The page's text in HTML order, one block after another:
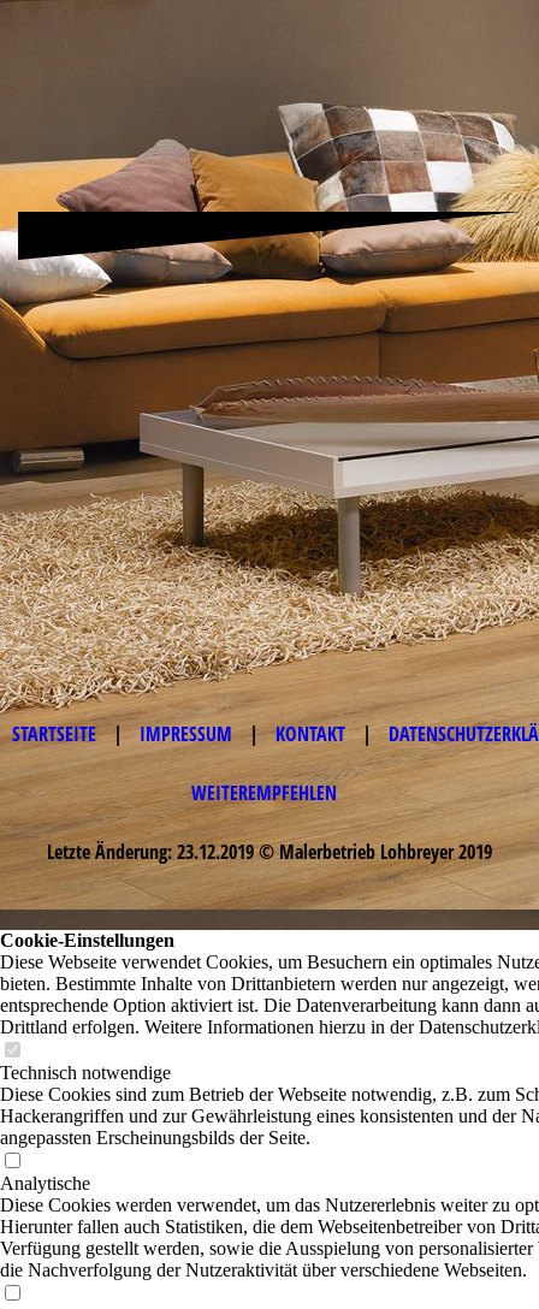
STARTSEITE | IMPRESSUM | KONTAKT |
WEITEREMPFEHLEN
Letzte Änderung: 23.12.2019 © Malerbetrieb Lohbreyer 2019
Cookie-Einstellungen
Diese Webseite verwendet Cookies, um Besuchern ein optimales
bieten. Bestimmte Inhalte von Drittanbietern werden nur angezeigt,
entsprechende Option aktiviert ist. Die Datenverarbeitung kann dann
Drittland erfolgen. Weitere Informationen hierzu in der
Technisch notwendige
Diese Cookies sind zum Betrieb der Webseite notwendig, z.B. zum
Hackerangriffen und zur Gewährleistung eines konsistenten und der
angepassten Erscheinungsbilds der Seite.
Analytische
Diese Cookies werden verwendet, um das Nutzererlebnis weiter zu
Hierunter fallen auch Statistiken, die dem Webseitenbetreiber von
Verfügung gestellt werden, sowie die Ausspielung von
die Nachverfolgung der Nutzeraktivität über verschiedene Webseiten.